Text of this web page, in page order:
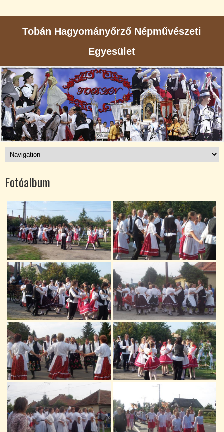
Tobán Hagyományőrző Népművészeti
Egyesület
Fotóalbum